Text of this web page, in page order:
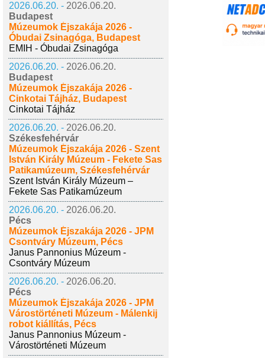
2026.06.20. - 2026.06.20.
Budapest
Múzeumok Éjszakája 2026 -
Óbudai Zsinagóga, Budapest
EMIH - Óbudai Zsinagóga
2026.06.20. - 2026.06.20.
Budapest
Múzeumok Éjszakája 2026 -
Cinkotai Tájház, Budapest
Cinkotai Tájház
2026.06.20. - 2026.06.20.
Székesfehérvár
Múzeumok Éjszakája 2026 - Szent
István Király Múzeum - Fekete Sas
Patikamúzeum, Székesfehérvár
Szent István Király Múzeum –
Fekete Sas Patikamúzeum
2026.06.20. - 2026.06.20.
Pécs
Múzeumok Éjszakája 2026 - JPM
Csontváry Múzeum, Pécs
Janus Pannonius Múzeum -
Csontváry Múzeum
2026.06.20. - 2026.06.20.
Pécs
Múzeumok Éjszakája 2026 - JPM
Várostörténeti Múzeum - Málenkij
robot kiállítás, Pécs
Janus Pannonius Múzeum -
Várostörténeti Múzeum